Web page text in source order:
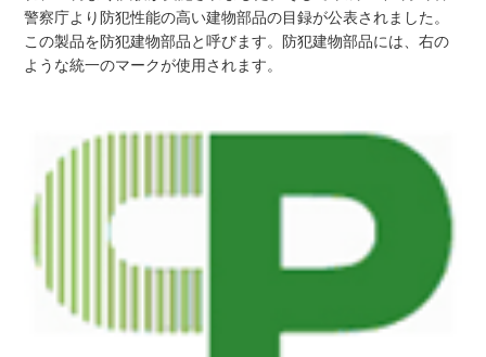
警察庁より防犯性能の高い建物部品の目録が公表されました。
この製品を防犯建物部品と呼びます。防犯建物部品には、右の
ような統一のマークが使用されます。